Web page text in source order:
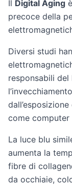
Il Digital Aging
precoce della
Diversi studi
responsabili del
come computer
La luce blu
aumenta la
fibre di
da occhiaie,